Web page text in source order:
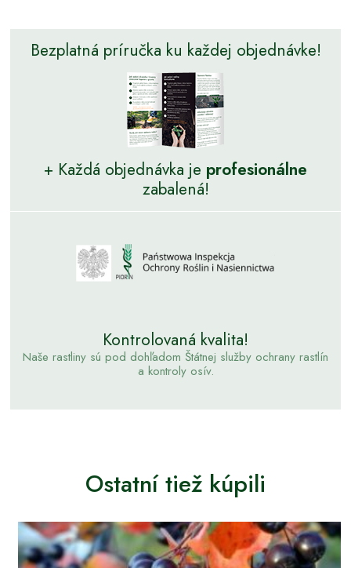
Bezplatná príručka ku každej objednávke!
+ Každá objednávka je profesionálne
zabalená!
Kontrolovaná kvalita!
Naše rastliny sú pod dohľadom Štátnej služby ochrany rastlín
a kontroly osív.
Ostatní tiež kúpili